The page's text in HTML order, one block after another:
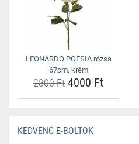
LEONARDO POESIA rózsa
67cm, krém
2800 Ft 4000 Ft
KEDVENC E-BOLTOK